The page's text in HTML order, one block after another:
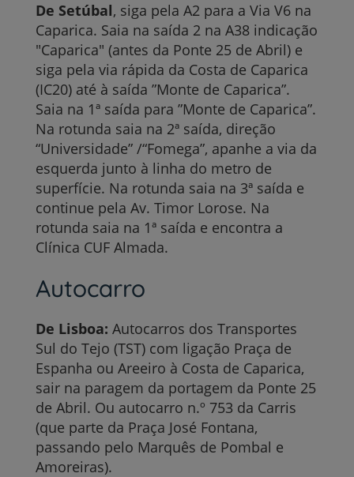
De Setúbal, siga pela A2 para a Via V6 na
Caparica. Saia na saída 2 na A38 indicação
"Caparica" (antes da Ponte 25 de Abril) e
siga pela via rápida da Costa de Caparica
(IC20) até à saída ”Monte de Caparica”.
Saia na 1ª saída para ”Monte de Caparica”.
Na rotunda saia na 2ª saída, direção
“Universidade” /“Fomega”, apanhe a via da
esquerda junto à linha do metro de
superfície. Na rotunda saia na 3ª saída e
continue pela Av. Timor Lorose. Na
rotunda saia na 1ª saída e encontra a
Clínica CUF Almada.
Autocarro
De Lisboa: Autocarros dos Transportes
Sul do Tejo (TST) com ligação Praça de
Espanha ou Areeiro à Costa de Caparica,
sair na paragem da portagem da Ponte 25
de Abril. Ou autocarro n.º 753 da Carris
(que parte da Praça José Fontana,
passando pelo Marquês de Pombal e
Amoreiras).